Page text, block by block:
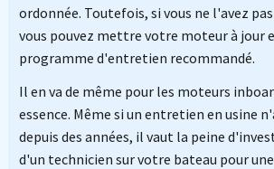
ordonnée. Toutefois, si vous ne l'avez
vous pouvez mettre votre moteur à jour
programme d'entretien recommandé.
Il en va de même pour les moteurs
essence. Même si un entretien en usine
depuis des années, il vaut la peine
d'un technicien sur votre bateau pour